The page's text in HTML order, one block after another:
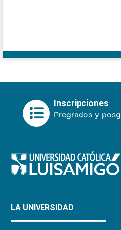
Inscripciones
Pregrados y
LA UNIVERSIDAD